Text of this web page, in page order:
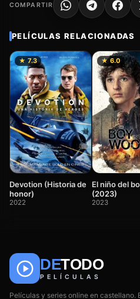
COMPARTIR
PELÍCULAS RELACIONADAS
★ 7.3
Devotion (Historia de
honor)
2022
★ 6.0
El niño del
(2023)
2023
DETODO
PELÍCULAS
Películas y series online en castellano.
🎬
Películas